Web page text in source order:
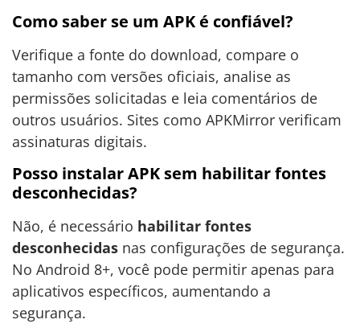
Como saber se um APK é confiável?
Verifique a fonte do download, compare o
tamanho com versões oficiais, analise as
permissões solicitadas e leia comentários de
outros usuários. Sites como APKMirror verificam
assinaturas digitais.
Posso instalar APK sem habilitar fontes
desconhecidas?
Não, é necessário habilitar fontes
desconhecidas nas configurações de segurança.
No Android 8+, você pode permitir apenas para
aplicativos específicos, aumentando a
segurança.